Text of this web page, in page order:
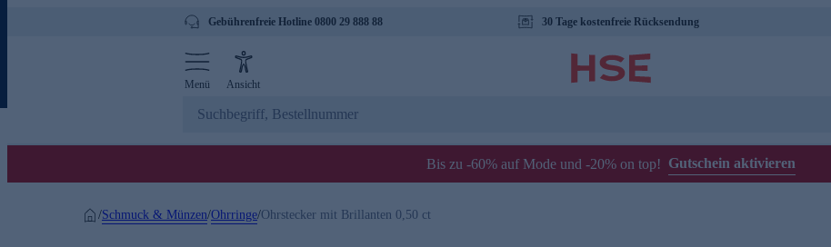
Gebührenfreie Hotline 0800 29 888 88 30 Tage kostenfreie Rücksendung
Menü Ansicht
Bis zu -60% auf Mode und -20% on top! Gutschein aktivieren
/Schmuck & Münzen/Ohrringe/Ohrstecker mit Brillanten 0,50 ct